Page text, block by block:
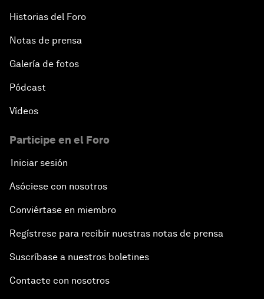
Historias del Foro
Notas de prensa
Galería de fotos
Pódcast
Vídeos
Participe en el Foro
Iniciar sesión
Asóciese con nosotros
Conviértase en miembro
Regístrese para recibir nuestras notas de prensa
Suscríbase a nuestros boletines
Contacte con nosotros